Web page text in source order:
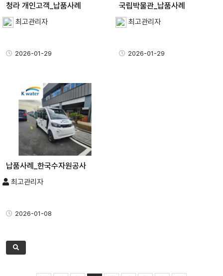
청라 개인고객_납품사례
최고관리자
2026-01-29
국립박물관_납품사례
최고관리자
2026-01-29
납품사례_한국수자원공사
최고관리자
2026-01-08